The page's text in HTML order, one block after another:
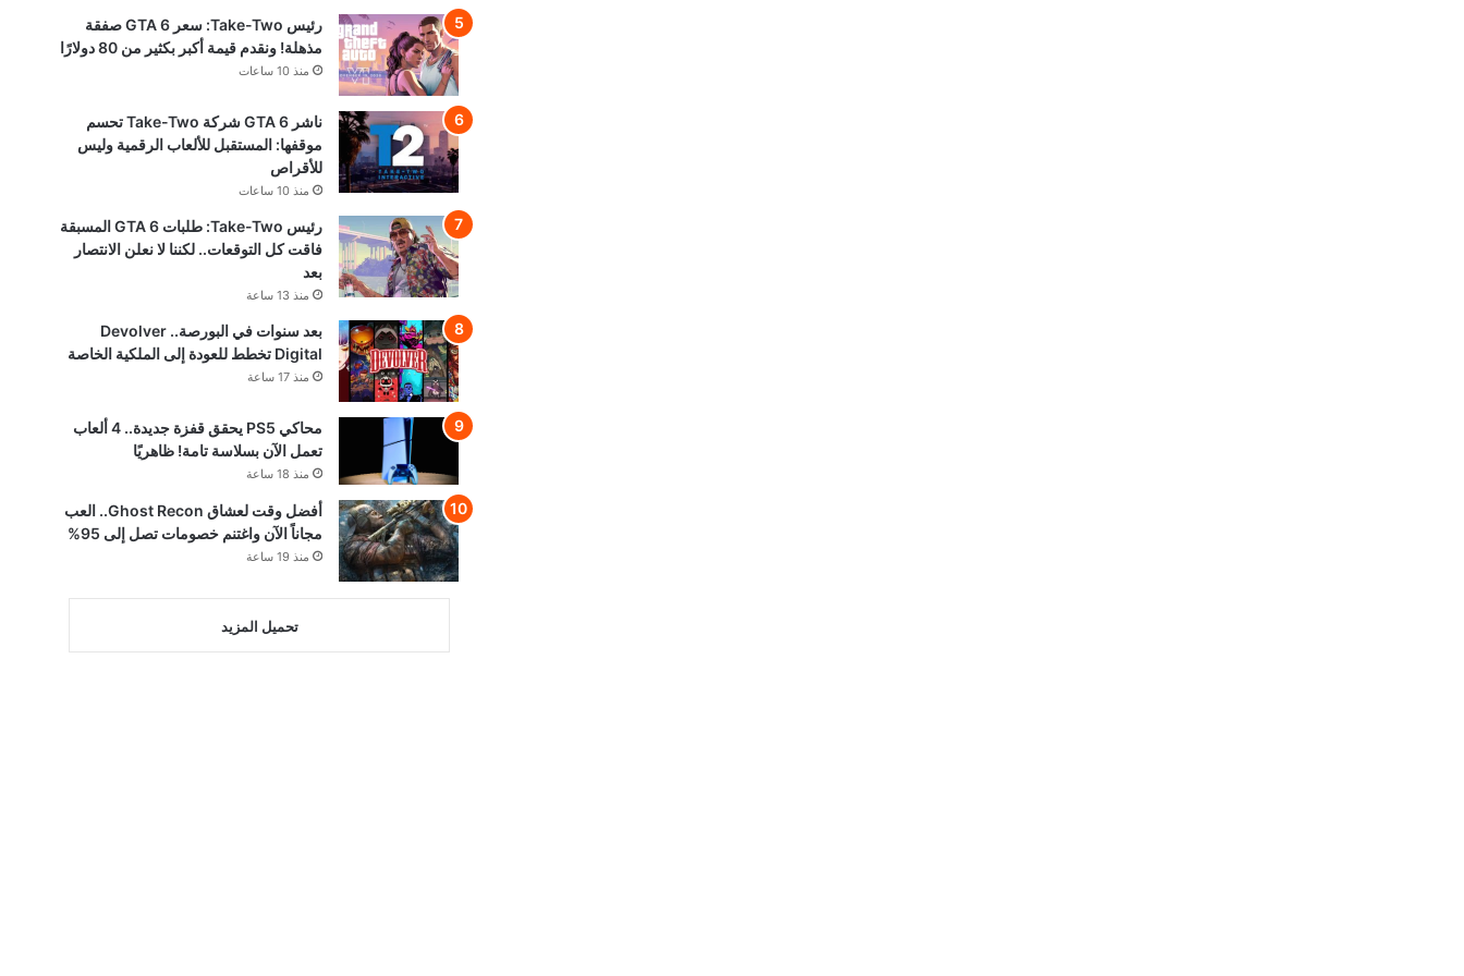
رئيس Take-Two: سعر GTA 6 صفقة
مذهلة! ونقدم قيمة أكبر بكثير من 80 دولارًا
منذ 10 ساعات
ناشر GTA 6 شركة Take-Two تحسم
موقفها: المستقبل للألعاب الرقمية وليس
للأقراص
منذ 10 ساعات
رئيس Take-Two: طلبات GTA 6 المسبقة
فاقت كل التوقعات.. لكننا لا نعلن الانتصار
بعد
منذ 13 ساعة
بعد سنوات في البورصة.. Devolver
Digital تخطط للعودة إلى الملكية الخاصة
منذ 17 ساعة
محاكي PS5 يحقق قفزة جديدة.. 4 ألعاب
تعمل الآن بسلاسة تامة! ظاهريًا
منذ 18 ساعة
أفضل وقت لعشاق Ghost Recon.. العب
مجاناً الآن واغتنم خصومات تصل إلى 95%
منذ 19 ساعة
تحميل المزيد